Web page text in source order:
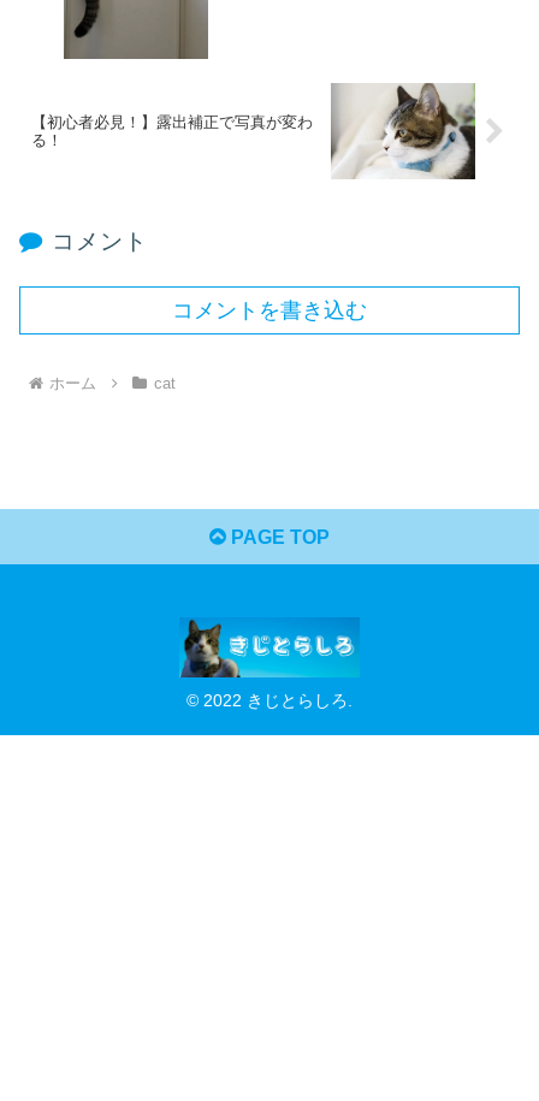
【初心者必見！】露出補正で写真が変わ
る！
コメント
コメントを書き込む
ホーム cat
PAGE TOP
© 2022 きじとらしろ.